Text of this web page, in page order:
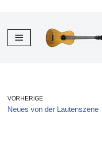
Inhalt
VORHERIGE
Neues von der Lautenszene